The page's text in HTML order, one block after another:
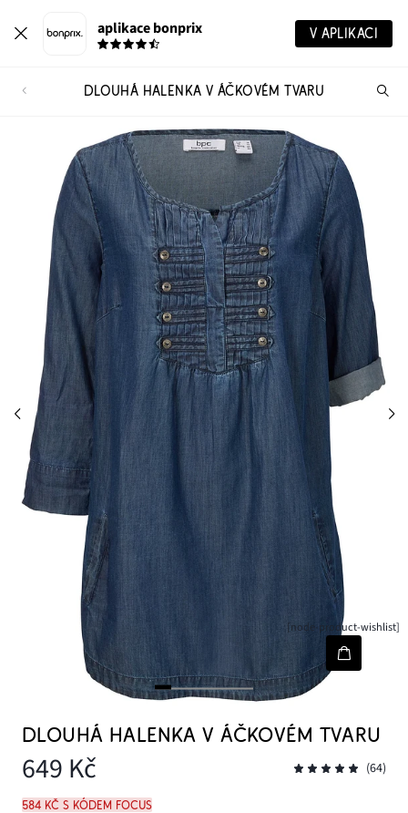
aplikace bonprix V APLIKACI
DLOUHÁ HALENKA V ÁČKOVÉM TVARU
[node-product-wishlist]
DLOUHÁ HALENKA V ÁČKOVÉM TVARU
649 Kč (64)
584 Kč s kódem FOCUS